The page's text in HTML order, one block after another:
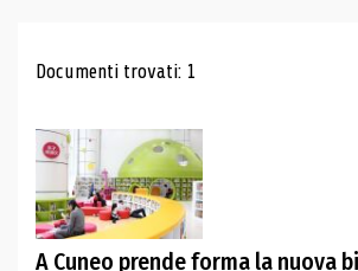
Risultati di ricerca
Documenti trovati: 1
A Cuneo prende forma la nuova